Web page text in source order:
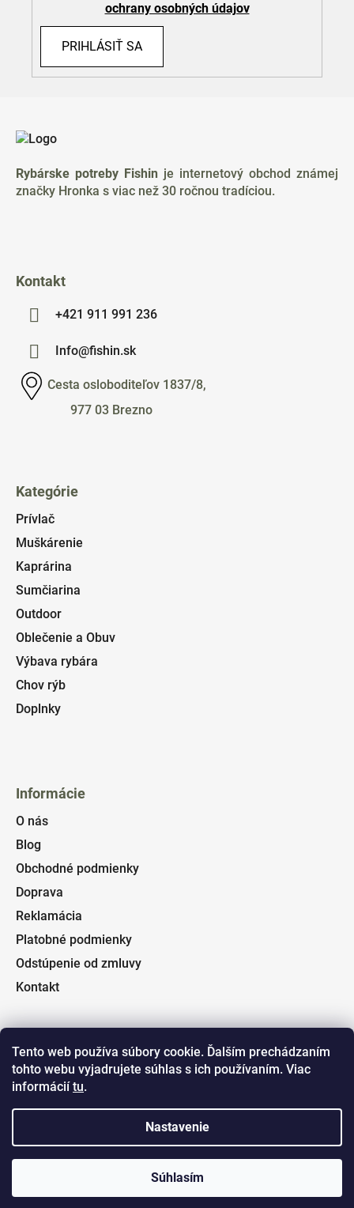
Tento web používa súbory cookie. Ďalším prechádzaním
tohto webu vyjadrujete súhlas s ich používaním. Viac
informáciítu.
Nastavenie
Súhlasím
ochrany osobných údajov
PRIHLÁSIŤ SA
Rybárske potreby Fishin je internetový obchod známej
značky Hronka s viac než 30 ročnou tradíciou.
Kontakt
+421 911 991 236
Info@fishin.sk
Cesta osloboditeľov 1837/8,
977 03 Brezno
Kategórie
Prívlač
Muškárenie
Kaprárina
Sumčiarina
Outdoor
Oblečenie a Obuv
Výbava rybára
Chov rýb
Doplnky
Informácie
O nás
Blog
Obchodné podmienky
Doprava
Reklamácia
Platobné podmienky
Odstúpenie od zmluvy
Kontakt
Facebook
Fishin.sk
Vytvoril Shoptet a
Copyright 2026Fishin.sk. Všetky práva vyhradené.